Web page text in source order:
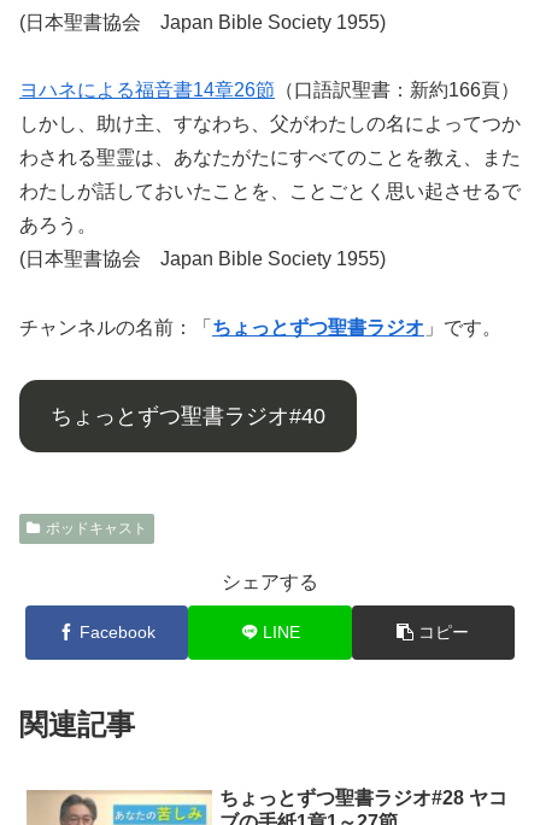
(日本聖書協会 Japan Bible Society 1955)
ヨハネによる福音書14章26節 （口語訳聖書：新約166頁）
しかし、助け主、すなわち、父がわたしの名によってつか
わされる聖霊は、あなたがたにすべてのことを教え、また
わたしが話しておいたことを、ことごとく思い起させるで
あろう。
(日本聖書協会 Japan Bible Society 1955)
チャンネルの名前：「 ちょっとずつ聖書ラジオ 」です。
ちょっとずつ聖書ラジオ#40
ポッドキャスト
シェアする
Facebook LINE コピー
関連記事
ちょっとずつ聖書ラジオ#28 ヤコ